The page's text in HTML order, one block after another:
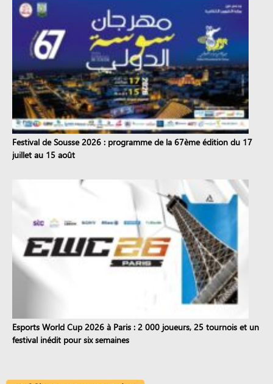
Festival de Sousse 2026 : programme de la 67ème édition du 17
juillet au 15 août
Esports World Cup 2026 à Paris : 2 000 joueurs, 25 tournois et un
festival inédit pour six semaines